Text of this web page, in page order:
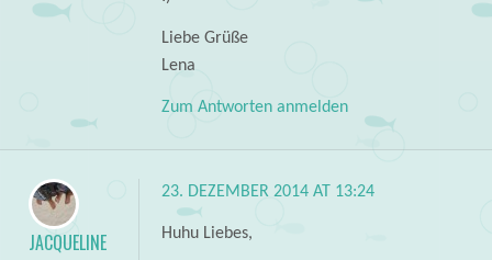
Liebe Grüße
Lena
Zum Antworten anmelden
JACQUELINE
23. DEZEMBER 2014 AT 13:24
Huhu Liebes,